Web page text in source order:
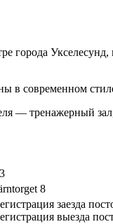
города
в современном
— тренажерный
8
заезда
выезда